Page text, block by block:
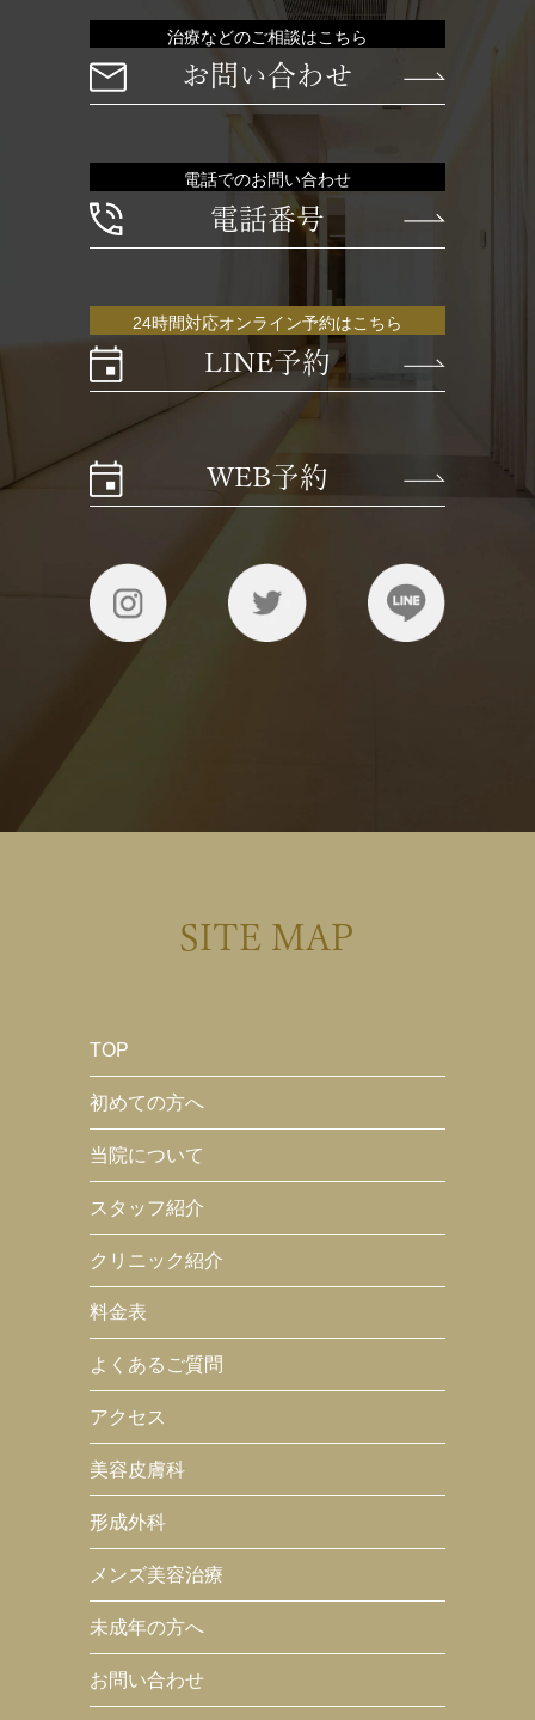
治療などのご相談はこちら
お問い合わせ
電話でのお問い合わせ
電話番号
24時間対応オンライン予約はこちら
LINE予約
WEB予約
SITE MAP
TOP
初めての方へ
当院について
スタッフ紹介
クリニック紹介
料金表
よくあるご質問
アクセス
美容皮膚科
形成外科
メンズ美容治療
未成年の方へ
お問い合わせ